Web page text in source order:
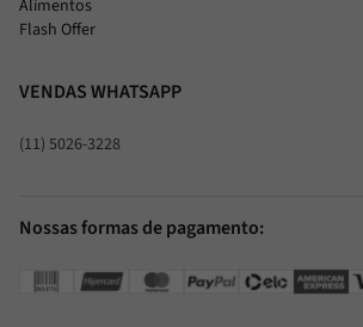
Alimentos
Flash Offer
VENDAS WHATSAPP
(11) 5026-3228
Nossas formas de pagamento: